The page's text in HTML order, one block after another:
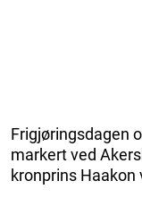
Frigjøringsdagen
markert ved
kronprins